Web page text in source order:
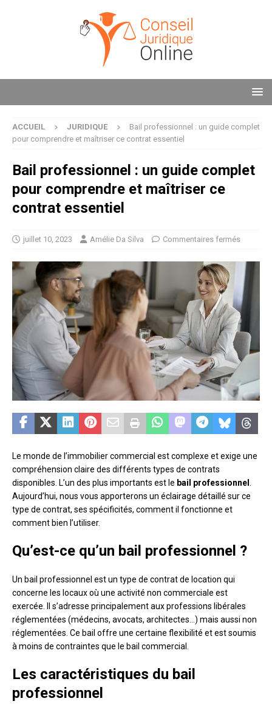
ACCUEIL JURIDIQUE
Bail professionnel : un guide complet
pour comprendre et maîtriser ce contrat essentiel
Bail professionnel : un guide complet
pour comprendre et maîtriser ce
contrat essentiel
juillet 10, 2023 Amélie Da Silva Commentaires fermés
Le monde de l’immobilier commercial est complexe et exige une
compréhension claire des différents types de contrats
disponibles. L’un des plus importants est le bail professionnel .
Aujourd’hui, nous vous apporterons un éclairage détaillé sur ce
type de contrat, ses spécificités, comment il fonctionne et
comment bien l’utiliser.
Qu’est-ce qu’un bail professionnel ?
Un bail professionnel est un type de contrat de location qui
concerne les locaux où une activité non commerciale est
exercée. Il s’adresse principalement aux professions libérales
réglementées (médecins, avocats, architectes…) mais aussi non
réglementées. Ce bail offre une certaine flexibilité et est soumis
à moins de contraintes que le bail commercial.
Les caractéristiques du bail
professionnel